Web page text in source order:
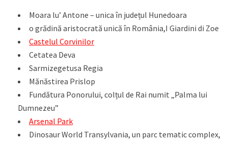
Moara lu’ Antone – unica în județul Hunedoara
o grădină aristocrată unică în România,I Giardini di Zoe
Castelul Corvinilor
Cetatea Deva
Sarmizegetusa Regia
Mănăstirea Prislop
Fundătura Ponorului, colțul de Rai numit „Palma lui
Dumnezeu”
Arsenal Park
Dinosaur World Transylvania, un parc tematic complex,